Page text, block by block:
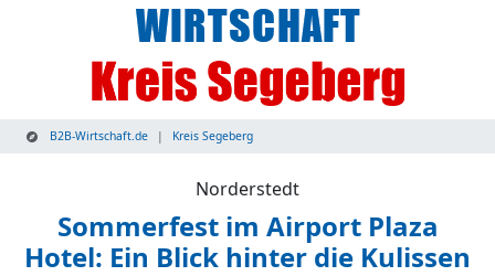
B2B-Wirtschaft.de Kreis Segeberg
Norderstedt
Sommerfest im Airport Plaza
Hotel: Ein Blick hinter die Kulissen